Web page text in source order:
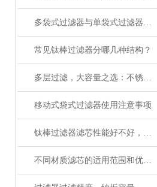
多袋式过滤器与单袋式过滤器配合使用的优势及应用场景
常见钛棒过滤器分哪几种结构？
多层过滤，大容量之选：不锈钢多层板框过滤器的优势
移动式袋式过滤器使用注意事项
钛棒过滤器滤芯性能好不好，你说了算
不同材质滤芯的适用范围和优缺点分别是什么？